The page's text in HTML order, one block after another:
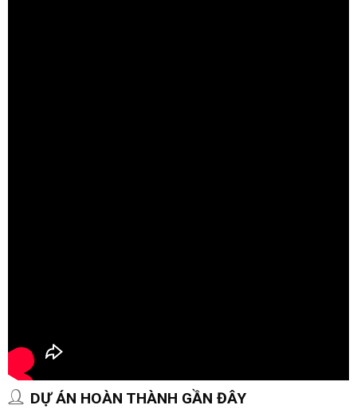
DỰ ÁN HOÀN THÀNH GẦN ĐÂY